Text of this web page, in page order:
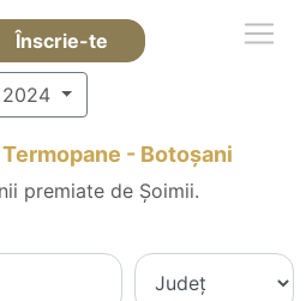
Înscrie-te
2024
- Botoşani
premiate de Șoimii.